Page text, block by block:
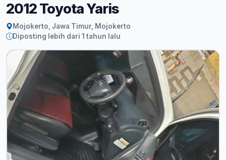
2012 Toyota Yaris
Mojokerto, Jawa Timur, Mojokerto
Diposting lebih dari 1 tahun lalu